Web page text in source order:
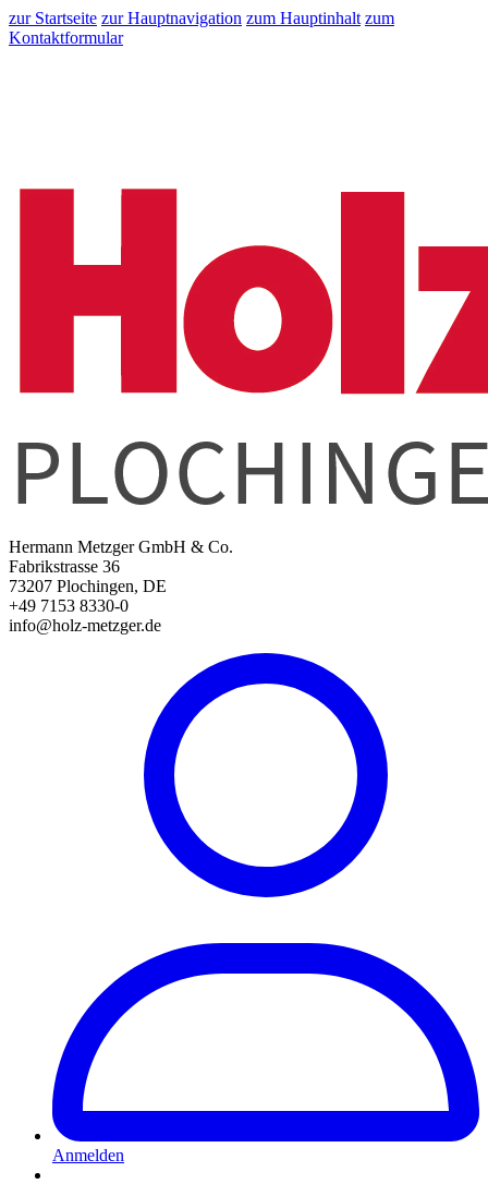
zur Startseite zur Hauptnavigation zum Hauptinhalt zum
Kontaktformular
Hermann Metzger GmbH & Co.
Fabrikstrasse 36
73207 Plochingen, DE
+49 7153 8330-0
info@holz-metzger.de
Anmelden